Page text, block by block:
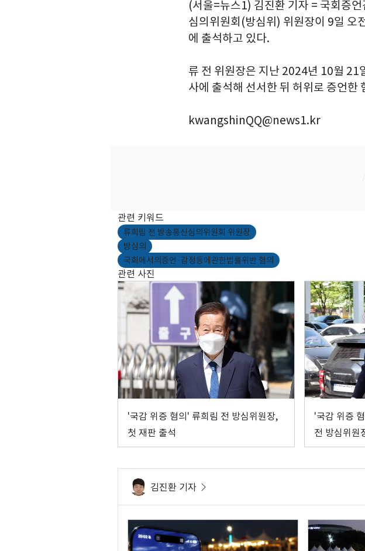
(서울=뉴스1) 김진환 기자 = 국회증
심의위원회(방심위) 위원장이 9일 오
에 출석하고 있다.
류 전 위원장은 지난 2024년 10월
사에 출석해 선서한 뒤 허위로 증언
kwangshinQQ@news1.kr
관련 키워드
류희림 전 방송통신심의위원회 위원장
방심의
국회에서의증언·감정등에관한법률위반 혐의
관련 사진
'국감 위증 혐의' 류희림 전 방심위원장,
첫 재판 출석
'국감 위증
전 방심위원
김진환 기자